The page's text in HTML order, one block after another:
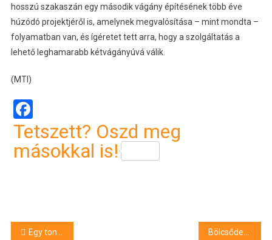
hosszú szakaszán egy második vágány építésének több éve
húzódó projektjéről is, amelynek megvalósítása – mint mondta –
folyamatban van, és ígéretet tett arra, hogy a szolgáltatás a
lehető leghamarabb kétvágányúvá válik.
(MTI)
Facebook
Tetszett? Oszd meg
másokkal is!
Bejegyzés
Egy tonnánál több kokaint foglaltak le a Szentpéterváron